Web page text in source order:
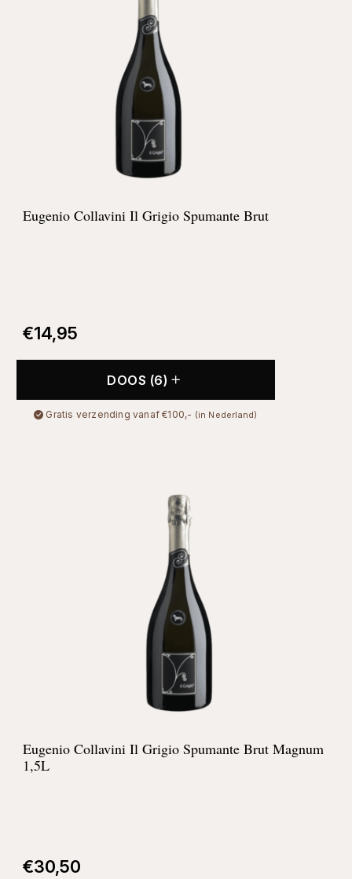
Eugenio Collavini Il Grigio Spumante Brut
€14,95
DOOS (6)
Gratis verzending vanaf €100,- (in Nederland)
Eugenio Collavini Il Grigio Spumante Brut Magnum
1,5L
€30,50